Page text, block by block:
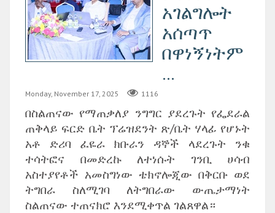
አገልግሎት
አሰጣጥ
በዋነኝነትም
...
Monday, November 17, 2025 1116
በስልጠናው የማጠቃለያ ንግግር ያደረጉት የፌደራል
ጠቅላይ ፍርድ ቤት ፕሬዝደንት ጽ/ቤት ሃላፊ የሆኑት
አቶ ድሪባ ፈዬራ ክቡራን ዳኞች ላደረጉት ንቁ
ተሳትፎና በመድረኩ ለተነሱት ገንቢ ሀሳብ
አስተያየቶች አመስግነው ቴክኖሎጂው በቅርቡ ወደ
ትግበራ ስለሚገባ ለትግበራው ውጤታማነት
ስልጠናው ተጠናክሮ እንደሚቀጥል ገልጸዋል።